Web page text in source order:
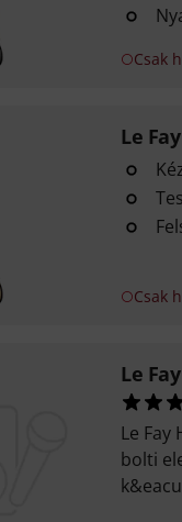
Csak
Le Fay
Csak
Le Fay
Le
bolti